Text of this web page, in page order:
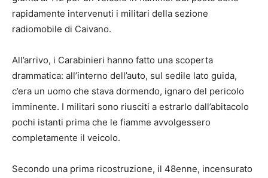
rapidamente intervenuti i militari della sezione
radiomobile di Caivano.
All’arrivo, i Carabinieri hanno fatto una scoperta
drammatica: all’interno dell’auto, sul sedile lato guida,
c’era un uomo che stava dormendo, ignaro del pericolo
imminente. I militari sono riusciti a estrarlo dall’abitacolo
pochi istanti prima che le fiamme avvolgessero
completamente il veicolo.
Secondo una prima ricostruzione, il 48enne, incensurato